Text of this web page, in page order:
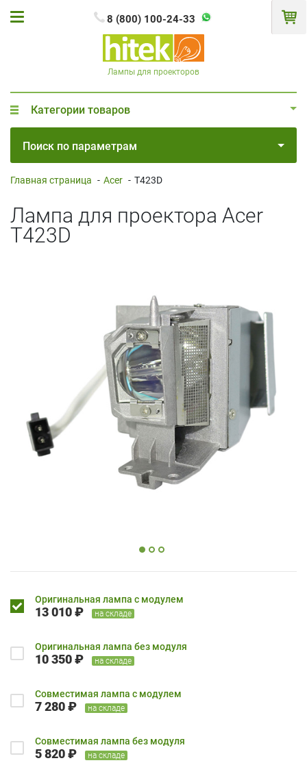
8 (800) 100-24-33
Лампы для проекторов
Категории товаров
Поиск по параметрам
Главная страница - Acer - T423D
Лампа для проектора Acer
T423D
Оригинальная лампа с модулем
13 010 ₽ на складе
Оригинальная лампа без модуля
10 350 ₽ на складе
Совместимая лампа с модулем
7 280 ₽ на складе
Совместимая лампа без модуля
5 820 ₽ на складе